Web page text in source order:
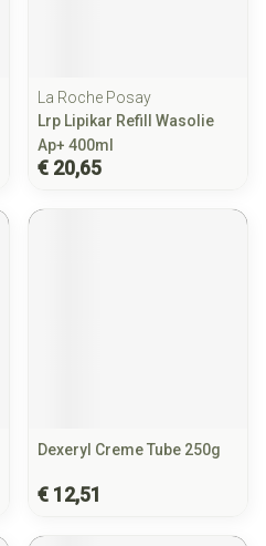
La Roche Posay
Lrp Lipikar Refill Wasolie
Ap+ 400ml
€ 20,65
Dexeryl Creme Tube 250g
€ 12,51